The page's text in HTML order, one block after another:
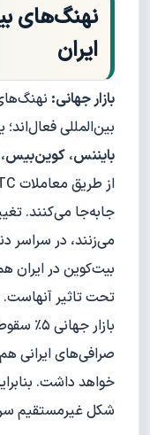
نهنگ‌های
ایران
بازار جهانی:
بین‌المللی
بایننس، کوین‌بیس،
جابه‌جا می‌کنند.
می‌زنند، در
بیت‌کوین در ایران
تحت تاثیر آنهاست.
بازار
صرافی‌های ایرانی
خواهد داشت.
شکل غیرمستقیم